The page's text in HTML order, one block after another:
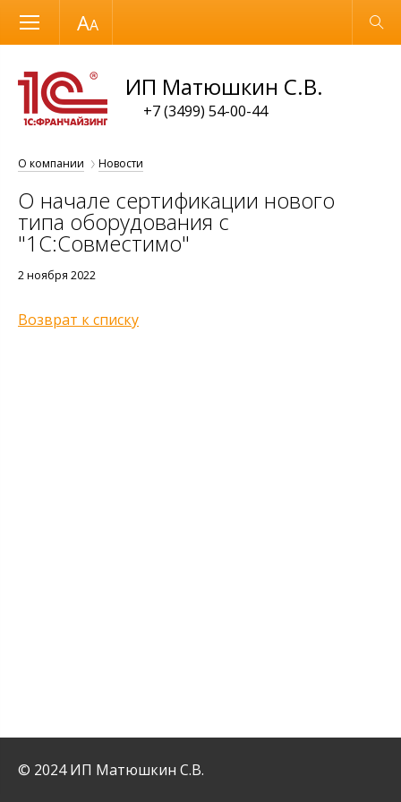
Размер шрифта Обычная версия
ИП Матюшкин С.В.
+7 (3499) 54-00-44
О компании Новости
О начале сертификации нового
типа оборудования с
"1С:Совместимо"
2 ноября 2022
Возврат к списку
© 2024 ИП Матюшкин С.В.